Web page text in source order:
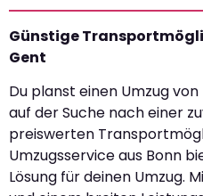
Günstige
Gent
Du planst einen Umzug
auf der Suche nach einer
preiswerten
Umzugsservice aus Bonn
Lösung für deinen Umzug.